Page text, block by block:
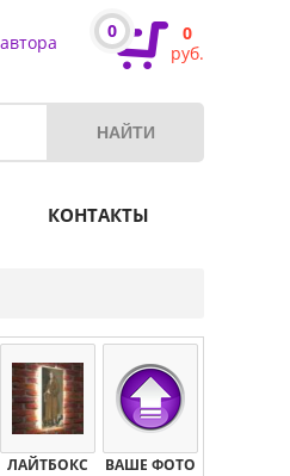
0
0
руб.
КОНТАКТЫ
ЛАЙТБОКС ВАШЕ ФОТО